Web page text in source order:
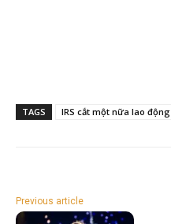
TAGS IRS cắt một nữa lao động
Previous article